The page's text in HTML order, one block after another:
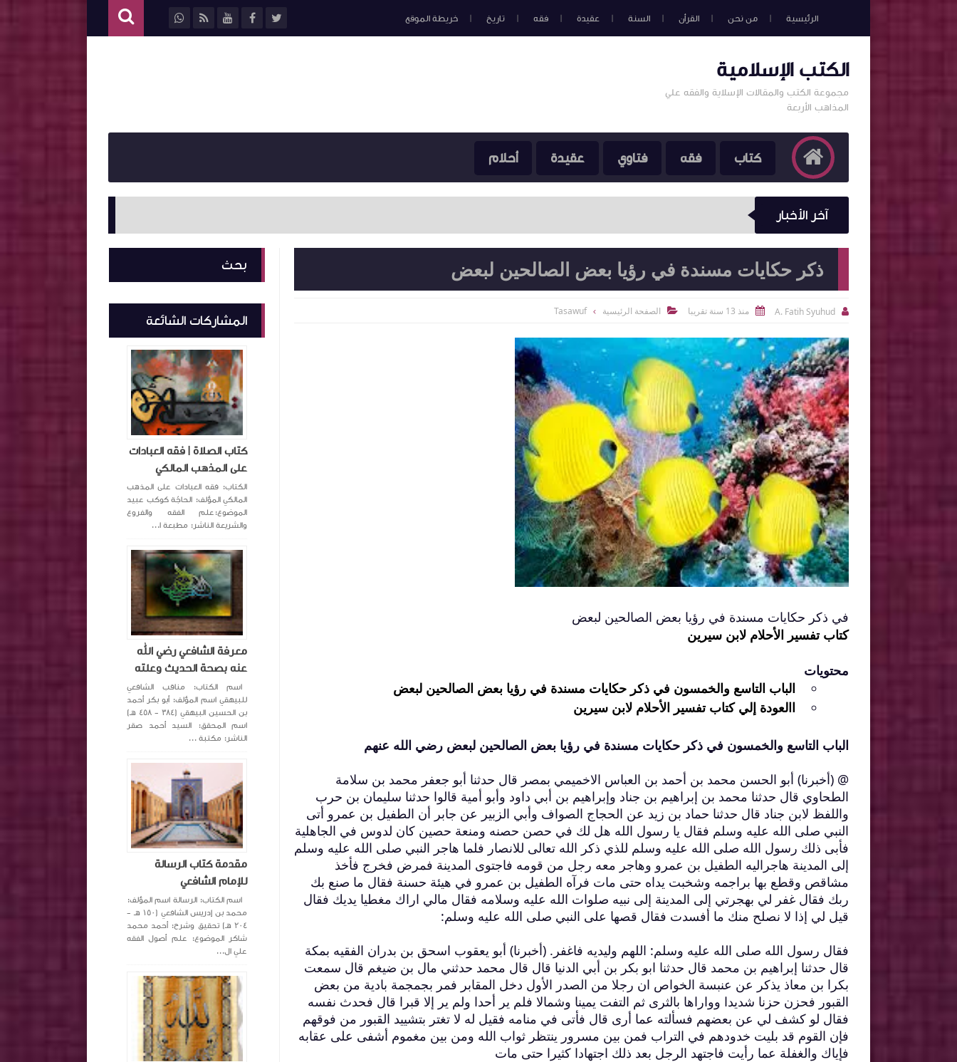
الرئيسية من نحن القرأن السنة عقيدة فقه تاريخ خريطة الموقع
الكتب الإسلامية
مجموعة الكتب والمقالات الإسلاية والفقه علي
المذاهب الأربعة
كتاب فقه فتاوي عقيدة أحلام
آخر الأخبار
ذكر حكايات مسندة في رؤيا بعض الصالحين لبعض

A. Fatih Syuhud
 منذ 13 سنة تقريبا  الصفحة الرئيسية Tasawuf
في ذكر حكايات مسندة في رؤيا بعض الصالحين لبعض
كتاب تفسير الأحلام لابن سيرين
محتويات
الباب التاسع والخمسون في ذكر حكايات مسندة في رؤيا بعض الصالحين لبعض
االعودة إلي كتاب تفسير الأحلام لابن سيرين
الباب التاسع والخمسون في ذكر حكايات مسندة في رؤيا بعض الصالحين لبعض رضي الله عنهم
@ (أخبرنا) أبو الحسن محمد بن أحمد بن العباس الاخميمي بمصر قال حدثنا أبو جعفر محمد بن سلامة
الطحاوي قال حدثنا محمد بن إبراهيم بن جناد وإبراهيم بن أبي داود وأبو أمية قالوا حدثنا سليمان بن حرب
واللفظ لابن جناد قال حدثنا حماد بن زيد عن الحجاج الصواف وأبي الزبير عن جابر أن الطفيل بن عمرو أتى
النبي صلى الله عليه وسلم فقال يا رسول الله هل لك في حصن حصنه ومنعة حصين كان لدوس في الجاهلية
فأبى ذلك رسول الله صلى الله عليه وسلم للذي ذكر الله تعالى للانصار فلما هاجر النبي صلى الله عليه وسلم
إلى المدينة هاجراليه الطفيل بن عمرو وهاجر معه رجل من قومه فاجتوى المدينة فمرض فخرج فأخذ
مشاقص وقطع بها براجمه وشخبت يداه حتى مات فرآه الطفيل بن عمرو في هيئة حسنة فقال ما صنع بك
ربك فقال غفر لي بهجرتي إلى المدينة إلى نبيه صلوات الله عليه وسلامه فقال مالي اراك مغطيا يديك فقال
قيل لي إذا لا نصلح منك ما أفسدت فقال قصها على النبي صلى الله عليه وسلم:
فقال رسول الله صلى الله عليه وسلم: اللهم وليديه فاغفر. (أخبرنا) أبو يعقوب اسحق بن بدران الفقيه بمكة
قال حدثنا إبراهيم بن محمد قال حدثنا ابو بكر بن أبي الدنيا قال قال محمد حدثني مال بن ضيغم قال سمعت
بكرا بن معاذ يذكر عن عنبسة الخواص ان رجلا من الصدر الأول دخل المقابر فمر بجمجمة بادية من بعض
القبور فحزن حزنا شديدا وواراها بالثرى ثم التفت يمينا وشمالا فلم ير أحدا ولم ير إلا قبرا قال فحدث نفسه
فقال لو كشف لي عن بعضهم فسألته عما أرى قال فأتى في منامه فقيل له لا تغتر بتشييد القبور من فوقهم
فإن القوم قد بليت خدودهم في التراب فمن بين مسرور ينتظر ثواب الله ومن بين مغموم أشفى على عقابه
فإياك والغفلة عما رأيت فاجتهد الرجل بعد ذلك اجتهادا كثيرا حتى مات
بحث
المشاركات الشائعة
كتاب الصلاة | فقه العبادات
على المذهب المالكي
الكتاب: فقه العبادات على المذهب
المالكي المؤلف: الحاجّة كوكب عبيد
الموضوع:علم الفقه والفروع
والشريعة الناشر: مطبعة ا...
معرفة الشافعي رضي الله
عنه بصحة الحديث وعلته
اسم الكتاب: مناقب الشافعي
للبيهقي اسم المؤلف: أبو بكر أحمد
بن الحسين البيهقي (٣٨٤ - ٤٥٨ هـ)
اسم المحقق: السيد أحمد صقر
الناشر: مكتبة ...
مقدمة كتاب الرسالة
للإمام الشافعي
اسم الكتاب: الرسالة اسم المؤلف:
محمد بن إدريس الشافعي (١٥٠ هـ -
٢٠٤ هـ) تحقيق وشرح: أحمد محمد
شاكر الموضوع: علم أصول الفقه
علي ال...